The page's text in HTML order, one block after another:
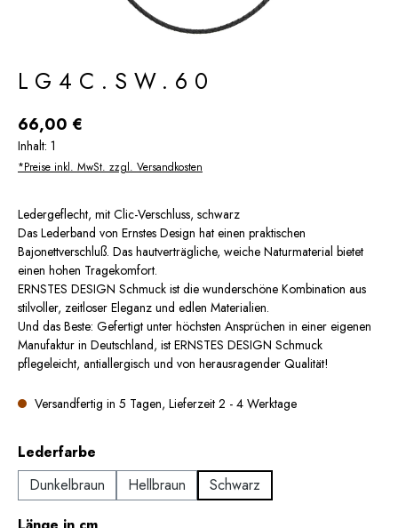
LG4C.SW.60
Regulärer Preis:
66,00 €
Inhalt: 1
*Preise inkl. MwSt. zzgl. Versandkosten
Ledergeflecht, mit Clic-Verschluss, schwarz
Das Lederband von Ernstes Design hat einen praktischen
Bajonettverschluß. Das hautverträgliche, weiche Naturmaterial bietet
einen hohen Tragekomfort.
ERNSTES DESIGN Schmuck ist die wunderschöne Kombination aus
stilvoller, zeitloser Eleganz und edlen Materialien.
Und das Beste: Gefertigt unter höchsten Ansprüchen in einer eigenen
Manufaktur in Deutschland, ist ERNSTES DESIGN Schmuck
pflegeleicht, antiallergisch und von herausragender Qualität!
Versandfertig in 5 Tagen, Lieferzeit 2 - 4 Werktage
Lederfarbe
Dunkelbraun
Hellbraun
Schwarz